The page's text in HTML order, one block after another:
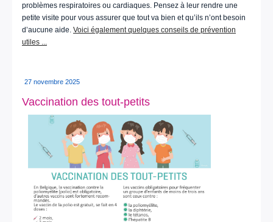
problèmes respiratoires ou cardiaques. Pensez à leur rendre une
petite visite pour vous assurer que tout va bien et qu’ils n’ont besoin
d’aucune aide. Voici également quelques conseils de prévention
utiles ...
27 novembre 2025
Vaccination des tout-petits